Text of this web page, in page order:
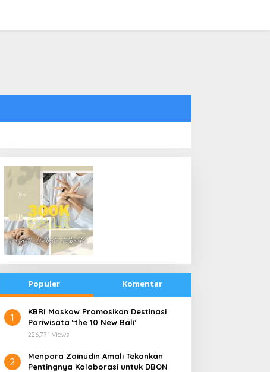
Populer Komentar
1
​KBRI Moskow Promosikan Destinasi
Pariwisata ‘the 10 New Bali’
226,771 Views
2
​Menpora Zainudin Amali Tekankan
Pentingnya Kolaborasi untuk DBON